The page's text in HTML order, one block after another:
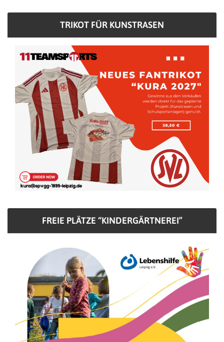
TRIKOT FÜR KUNSTRASEN
FREIE PLÄTZE “KINDERGÄRTNEREI”